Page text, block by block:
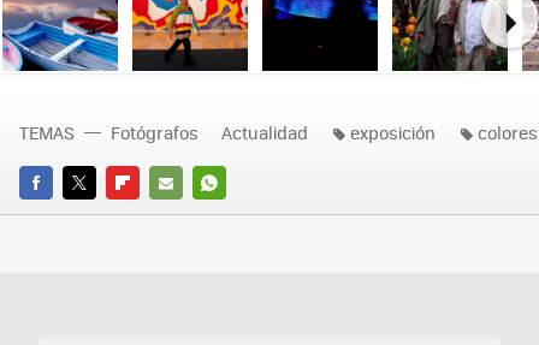
FACEBOOK
TWITTERFLIPBOARD
E-
WHATSAPP
TEMAS Fotógrafos Actualidad exposición colores